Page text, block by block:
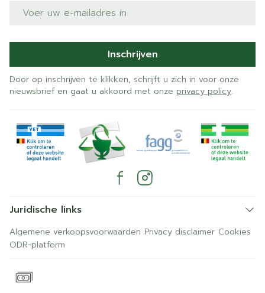
E-mail adres
Inschrijven
Door op inschrijven te klikken, schrijft u zich in voor onze
nieuwsbrief en gaat u akkoord met onze privacy policy.
Juridische links
Algemene verkoopsvoorwaarden Privacy disclaimer Cookies
ODR-platform